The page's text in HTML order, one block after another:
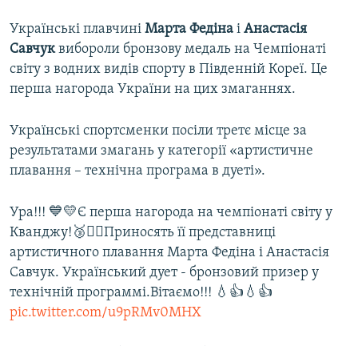
Усі сайти RFE/RL
Українські плавчині Марта Федіна і Анастасія
Савчуквибороли бронзову медаль на Чемпіонаті
світу з водних видів спорту в Південній Кореї. Це
перша нагорода України на цих змаганнях.
Українські спортсменки посіли третє місце за
результатами змагань у категорії «артистичне
плавання – технічна програма в дуеті».
Ура!!! 💙💛Є перша нагорода на чемпіонаті світу у
Кванджу!🥉🧜‍♀️Приносять її представниці
артистичного плавання Марта Федіна і Анастасія
Савчук. Український дует - бронзовий призер у
технічній программі.Вітаємо!!! 💧👍💧👍
pic.twitter.com/u9pRMv0MHX